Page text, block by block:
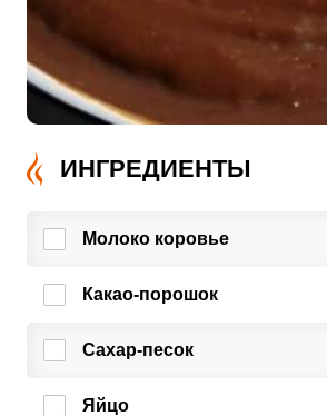
ИНГРЕДИЕНТЫ
Молоко коровье
Какао-порошок
Сахар-песок
Яйцо